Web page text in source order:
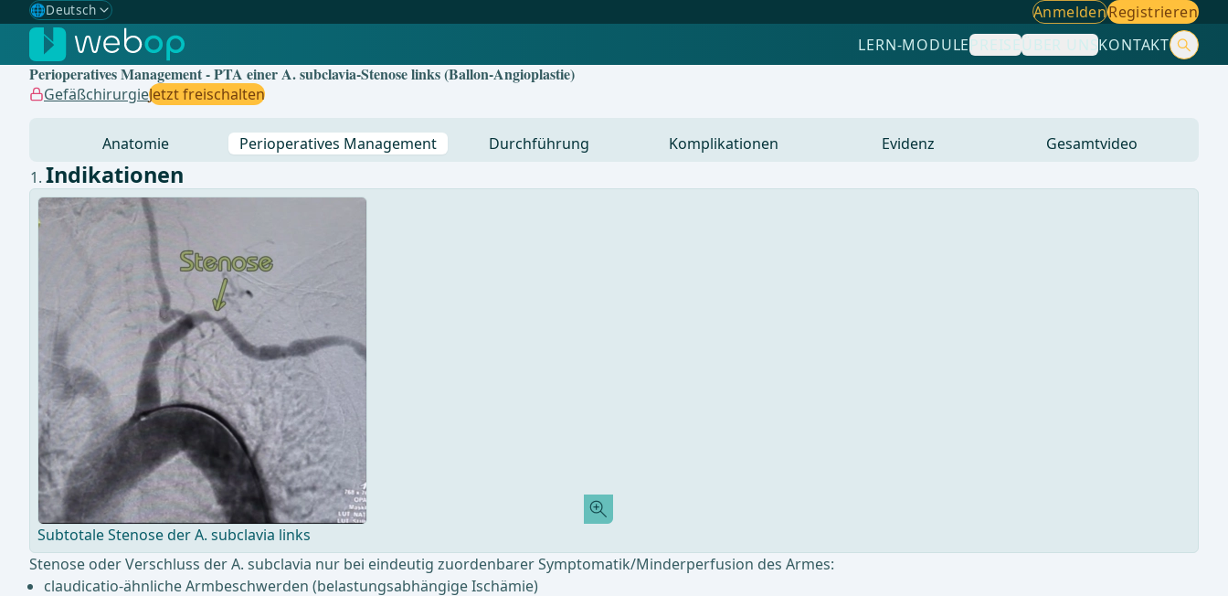
🌐Deutsch
Gewählte Sprache: Deutsch
🇩🇪 Deutsch ✓
🇬🇧English
Brasilianisch
AnmeldenRegistrieren
LERN-MODULEPREISEÜBER UNSKONTAKT
Perioperatives Management - PTA einer A. subclavia-Stenose links (Ballon-Angioplastie)
GefäßchirurgieJetzt freischalten
Anatomie Perioperatives Management Durchführung Komplikationen Evidenz Gesamtvideo
Indikationen
Subtotale Stenose der A. subclavia links
Stenose oder Verschluss der A. subclavia nur bei eindeutig zuordenbarer Symptomatik/Minderperfusion des Armes:
claudicatio-ähnliche Armbeschwerden (belastungsabhängige Ischämie)